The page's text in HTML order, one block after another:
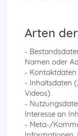
Arten
-
Namen oder
- Kontaktdaten
- Inhaltsdaten
Videos).
-
Interesse an
- Meta-/